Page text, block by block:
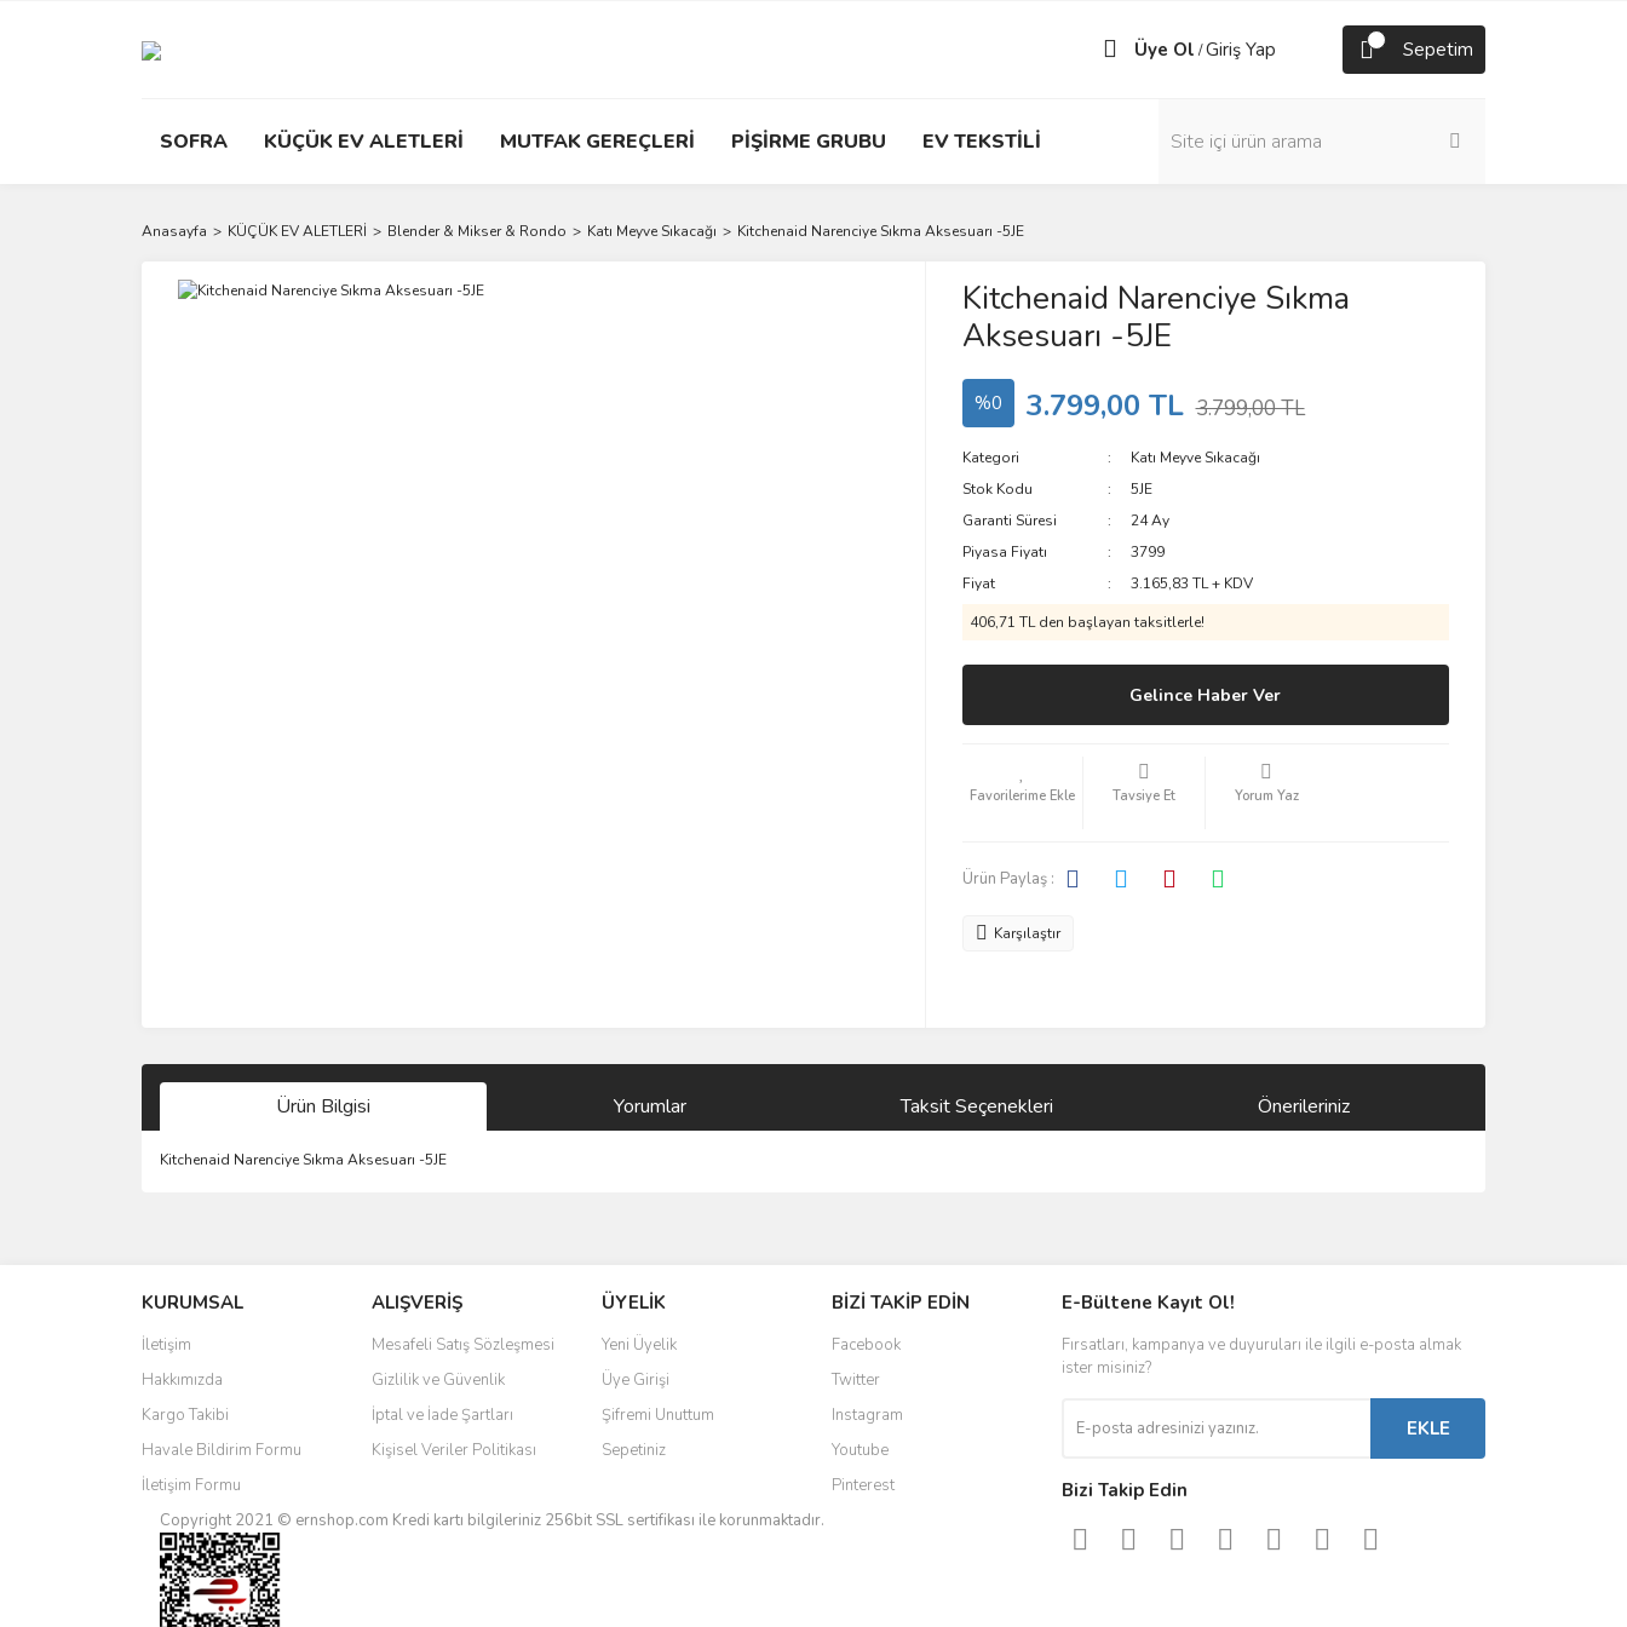
Üye Ol /Giriş Yap Sepetim
SOFRA KÜÇÜK EV ALETLERİ MUTFAK GEREÇLERİ PİŞİRME GRUBU EV TEKSTİLİ
Anasayfa KÜÇÜK EV ALETLERİ Blender & Mikser & Rondo Katı Meyve Sıkacağı Kitchenaid Narenciye Sıkma Aksesuarı -5JE
Kitchenaid Narenciye Sıkma
Aksesuarı -5JE
%0 3.799,00 TL 3.799,00 TL
Kategori
Katı Meyve Sıkacağı
Stok Kodu
5JE
Garanti Süresi
24 Ay
Piyasa Fiyatı
3799
Fiyat
3.165,83 TL + KDV
406,71 TL den başlayan taksitlerle!
Gelince Haber Ver
Tavsiye Et Yorum Yaz
Ürün Paylaş :
Karşılaştır
Ürün Bilgisi Yorumlar Taksit Seçenekleri Önerileriniz
Kitchenaid Narenciye Sıkma Aksesuarı -5JE
Ürün resmi kalitesiz, bozuk veya görüntülenemiyor.
Ürün açıklamasında eksik bilgiler bulunuyor.
Ürün bilgilerinde hatalar bulunuyor.
Ürün fiyatı diğer sitelerden daha pahalı.
Bu ürüne benzer farklı alternatifler olmalı.
KURUMSAL
İletişim
Hakkımızda
Kargo Takibi
Havale Bildirim Formu
İletişim Formu
ALIŞVERİŞ
Mesafeli Satış Sözleşmesi
Gizlilik ve Güvenlik
İptal ve İade Şartları
Kişisel Veriler Politikası
ÜYELİK
Yeni Üyelik
Üye Girişi
Şifremi Unuttum
Sepetiniz
BİZİ TAKİP EDİN
Facebook
Twitter
Instagram
Youtube
Pinterest
Copyright 2021 © ernshop.com Kredi kartı bilgileriniz 256bit SSL sertifikası ile korunmaktadır.
E-Bültene Kayıt Ol!
Fırsatları, kampanya ve duyuruları ile ilgili e-posta almak
ister misiniz?
EKLE
Bizi Takip Edin